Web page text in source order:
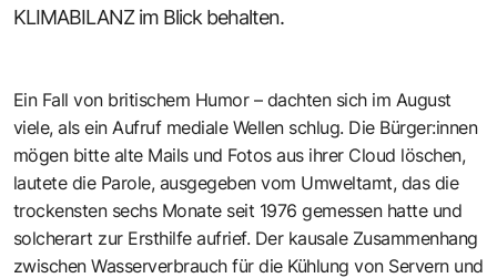
KLIMABILANZ im Blick behalten.
Ein Fall von britischem Humor – dachten sich im August
viele, als ein Aufruf mediale Wellen schlug. Die Bürger:innen
mögen bitte alte Mails und Fotos aus ihrer Cloud löschen,
lautete die Parole, ausgegeben vom Umweltamt, das die
trockensten sechs Monate seit 1976 gemessen hatte und
solcherart zur Ersthilfe aufrief. Der kausale Zusammenhang
zwischen Wasserverbrauch für die Kühlung von Servern und